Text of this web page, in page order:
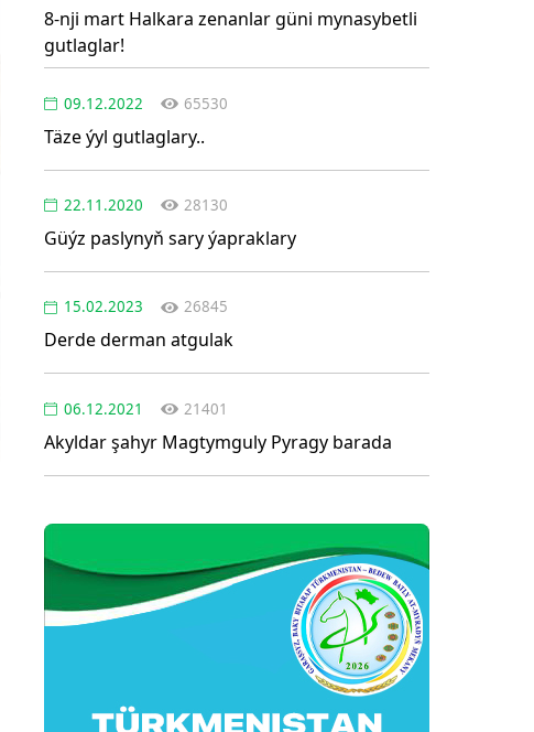
8-nji mart Halkara zenanlar güni mynasybetli
gutlaglar!
09.12.2022 65530
Täze ýyl gutlaglary..
22.11.2020 28130
Güýz paslynyň sary ýapraklary
15.02.2023 26845
Derde derman atgulak
06.12.2021 21401
Akyldar şahyr Magtymguly Pyragy barada